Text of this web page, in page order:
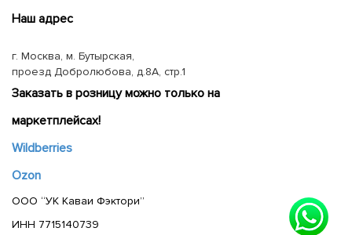
Наш адрес
г. Москва, м. Бутырская,
проезд Добролюбова, д.8А, стр.1
Заказать в розницу можно только на
маркетплейсах!
Wildberries
Ozon
ООО “УК Каваи Фэктори”
ИНН 7715140739